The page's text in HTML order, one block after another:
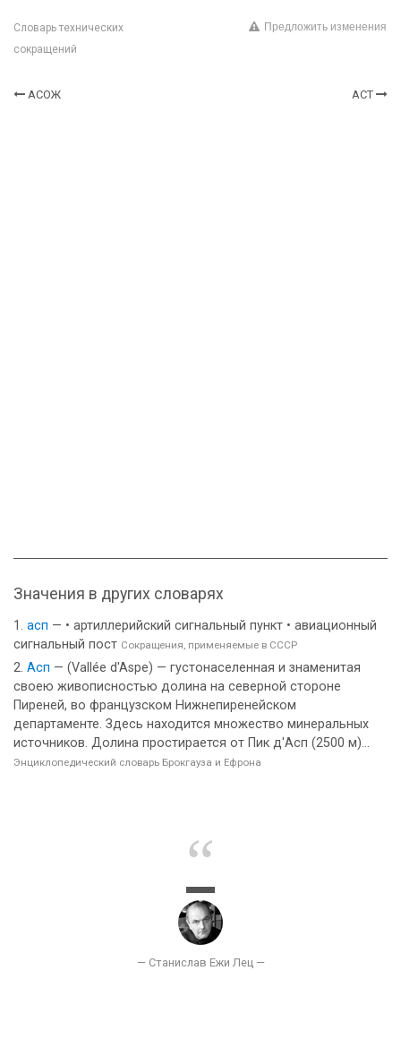
Словарь технических
сокращений
Предложить изменения
АСОЖ АСТ
Значения в других словарях
асп — • артиллерийский сигнальный пункт • авиационный
сигнальный пост Сокращения, применяемые в СССР
Асп — (Vallée d'Aspe) — густонаселенная и знаменитая
своею живописностью долина на северной стороне
Пиреней, во французском Нижнепиренейском
департаменте. Здесь находится множество минеральных
источников. Долина простирается от Пик д'Асп (2500 м)...
Энциклопедический словарь Брокгауза и Ефрона